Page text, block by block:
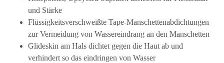
und Stärke
Flüssigkeitsverschweißte Tape-Manschettenabdichtungen
zur Vermeidung von Wassereindrang an den Manschetten
Glideskin am Hals dichtet gegen die Haut ab und
verhindert so das eindringen von Wasser